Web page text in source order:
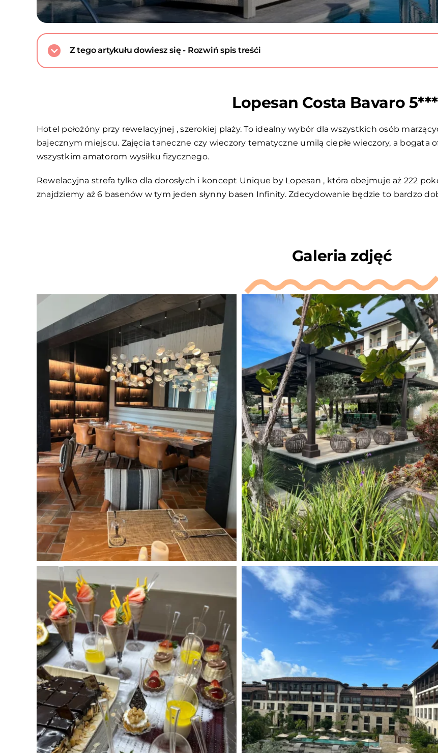
Z tego artykułu dowiesz się - Rozwiń spis treśći
Lopesan Costa Bavaro
Hotel położóny przy rewelacyjnej , szerokiej plaży. To idealny wybór dla wszystkich osób
bajecznym miejscu. Zajęcia taneczne czy wieczory tematyczne umilą ciepłe wieczory, a bogata
wszystkim amatorom wysiłku fizycznego.
Rewelacyjna strefa tylko dla dorosłych i koncept Unique by Lopesan , która obejmuje aż 222
znajdziemy aż 6 basenów w tym jeden słynny basen Infinity. Zdecydowanie będzie to bardzo
Galeria zdjęć